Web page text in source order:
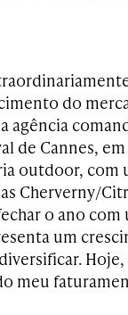
do
agência
de Cannes,
outdoor, com
Cherverny/
o ano com
um
meu